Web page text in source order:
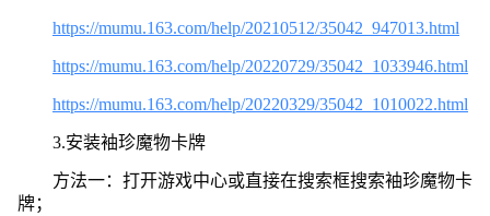
https://mumu.163.com/help/20210512/35042_947013.html
https://mumu.163.com/help/20220729/35042_1033946.html
https://mumu.163.com/help/20220329/35042_1010022.html
3.安装袖珍魔物卡牌
方法一：打开游戏中心或直接在搜索框搜索袖珍魔物卡
牌；